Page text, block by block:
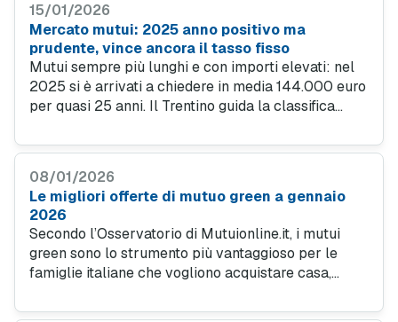
15/01/2026
Mercato mutui: 2025 anno positivo ma
prudente, vince ancora il tasso fisso
Mutui sempre più lunghi e con importi elevati: nel
2025 si è arrivati a chiedere in media 144.000 euro
per quasi 25 anni. Il Trentino guida la classifica
immobiliare italiano riparte, ma a velocità diverse.
08/01/2026
Le migliori offerte di mutuo green a gennaio
2026
Secondo l’Osservatorio di Mutuionline.it, i mutui
green sono lo strumento più vantaggioso per le
famiglie italiane che vogliono acquistare casa,
rispetto ad altre soluzioni. Le nuove normative